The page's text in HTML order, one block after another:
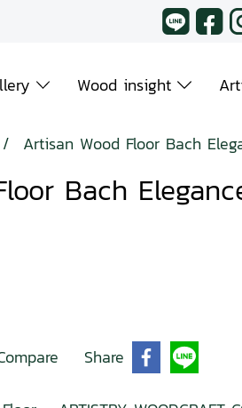
Wood insight
Artisan Wood Floor Bach
Bach
Share